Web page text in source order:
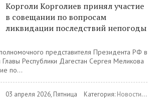
Корголи Корголиев принял участие
в совещании по вопросам
ликвидации последствий непогоды
представителя Президента РФ в
Республики Дагестан Сергея Меликова
по...
03 апреля 2026, Пятница Категория: Новости/